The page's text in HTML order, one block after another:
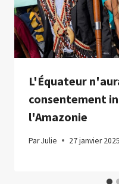
L'Équateur
consentement
l'Amazonie
ParJulie 27 janvier 2025